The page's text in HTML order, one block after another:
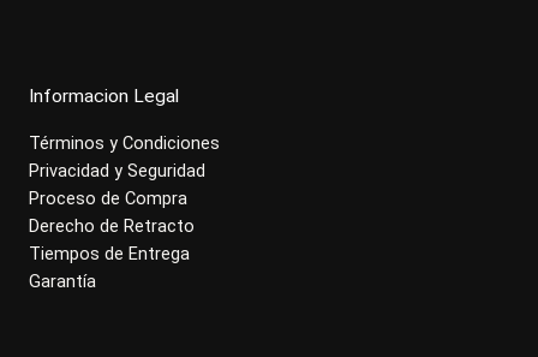
Informacion Legal
Términos y Condiciones
Privacidad y Seguridad
Proceso de Compra
Derecho de Retracto
Tiempos de Entrega
Garantía